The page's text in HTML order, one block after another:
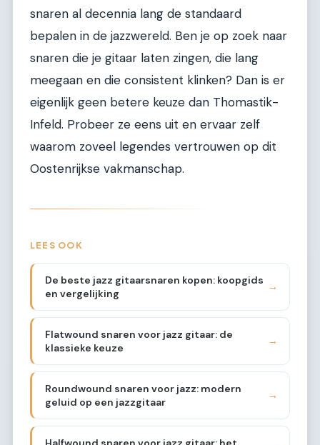
snaren al decennia lang de standaard
bepalen in de jazzwereld. Ben je op zoek naar
snaren die je gitaar laten zingen, die lang
meegaan en die consistent klinken? Dan is er
eigenlijk geen betere keuze dan Thomastik-
Infeld. Probeer ze eens uit en ervaar zelf
waarom zoveel legendes vertrouwen op dit
Oostenrijkse vakmanschap.
LEES OOK
De beste jazz gitaarsnaren kopen: koopgids
en vergelijking
→
Flatwound snaren voor jazz gitaar: de
klassieke keuze
→
Roundwound snaren voor jazz: modern
geluid op een jazzgitaar
→